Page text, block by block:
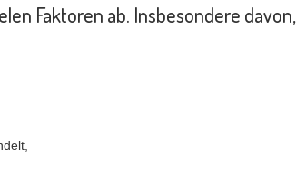
Faktoren ab. Insbesondere davon,